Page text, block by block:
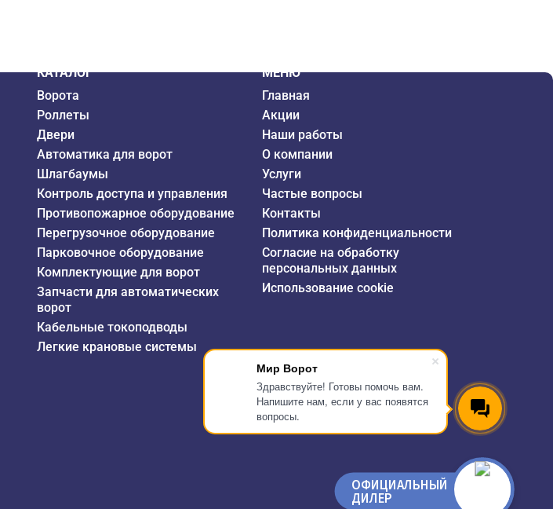
Мир Ворот
Здравствуйте! Готовы помочь вам.
Напишите нам, если у вас появятся
вопросы.
КАТАЛОГ
Ворота
Роллеты
Двери
Автоматика для ворот
Шлагбаумы
Контроль доступа и управления
Противопожарное оборудование
Перегрузочное оборудование
Парковочное оборудование
Комплектующие для ворот
Запчасти для автоматических
ворот
Кабельные токоподводы
Легкие крановые системы
МЕНЮ
Главная
Акции
Наши работы
О компании
Услуги
Частые вопросы
Контакты
Политика конфиденциальности
Согласие на обработку
персональных данных
Использование cookie
ОФИЦИАЛЬНЫЙ
ДИЛЕР